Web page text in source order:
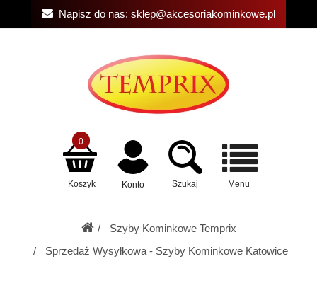
Napisz do nas: sklep@akcesoriakominkowe.pl
Koszyk
0
Konto Szukaj Menu
Szyby Kominkowe Temprix
Sprzedaż Wysyłkowa - Szyby Kominkowe Katowice